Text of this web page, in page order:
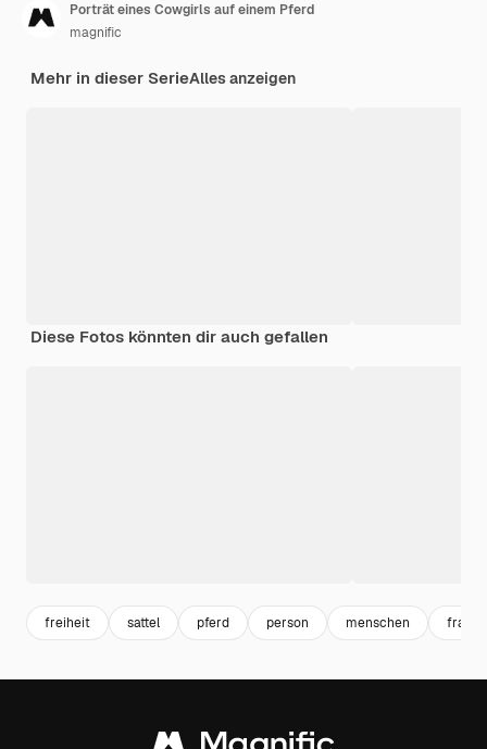
Porträt eines Cowgirls auf einem Pferd
magnific
Mehr in dieser SerieAlles anzeigen
Diese Fotos könnten dir auch gefallen
freiheit sattel pferd person menschen frauen